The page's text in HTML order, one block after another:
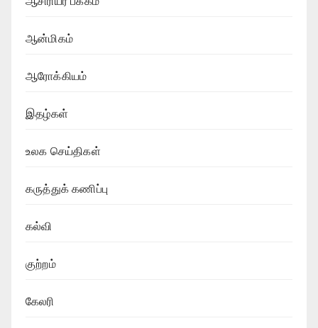
ஆன்மிகம்
ஆரோக்கியம்
இதழ்கள்
உலக செய்திகள்
கருத்துக் கணிப்பு
கல்வி
குற்றம்
கேலரி